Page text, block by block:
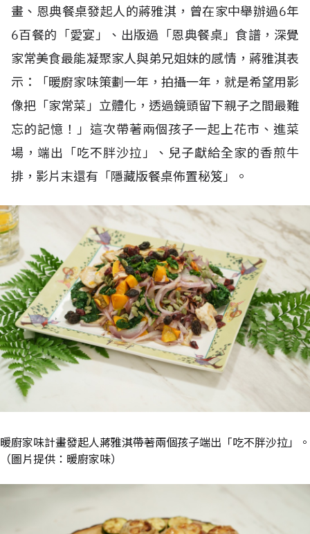
畫、恩典餐桌發起⼈的蔣雅淇，曾在家中舉辦過6年
6百餐的「愛宴」、出版過「恩典餐桌」食譜，深覺
家常美食最能凝聚家人與弟兄姐妹的感情，蔣雅淇表
示：「暖廚家味策劃一年，拍攝一年，就是希望用影
像把「家常菜」立體化，透過鏡頭留下親子之間最難
忘的記憶！」這次帶著兩個孩子一起上花市、進菜
場，端出「吃不胖沙拉」、兒子獻給全家的香煎牛
排，影片末還有「隱藏版餐桌佈置秘笈」。
暖廚家味計畫發起⼈蔣雅淇帶著兩個孩子端出「吃不胖沙拉」。
（圖片提供：暖廚家味）